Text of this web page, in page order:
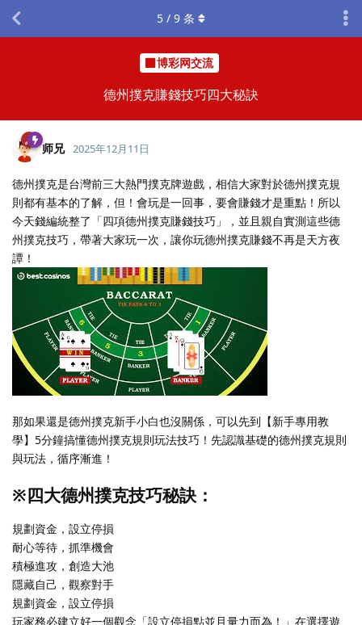
博彩网交流
德州撲克賺錢技巧四大秘訣
5 / 9 条
师兄 2025年12月11日
德州撲克是台灣前三大熱門撲克牌遊戲，相信大家對於德州撲克規
則都有基本的了解，但！會玩是一回事，要會賺錢才是重點！所以
今天錢編統整了「四項德州撲克賺錢技巧」，並且親自實測這些德
州撲克技巧，帶著大家玩一次，讓你玩德州撲克賺錢不再是天方夜
譚！
那如果還是德州撲克新手小白也沒關係，可以先到【新手專用教
學】5分鐘搞懂德州撲克規則玩法技巧！先認識基礎的德州撲克規則
與玩法，循序漸進！
※四大德州撲克技巧秘訣：
規劃資金，設立停損
耐心等待，抓準機會
積極進攻，創造大池
隱藏自己，觀察對手
規劃資金，設立停損
玩家務必建立好一個觀念「設立停損點並且量力而為！」在選擇遊